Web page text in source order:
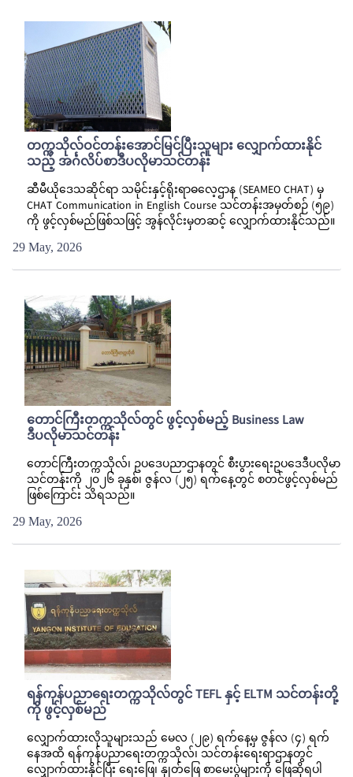
တက္ကသိုလ်ဝင်တန်းအောင်မြင်ပြီးသူများ လျှောက်ထားနိုင်
သည့် အင်္ဂလိပ်စာဒီပလိုမာသင်တန်း
ဆီမီယိုဒေသဆိုင်ရာ သမိုင်းနှင့်ရိုးရာဓလေ့ဌာန (SEAMEO CHAT) မှ
CHAT Communication in English Course သင်တန်းအမှတ်စဉ် (၅၉)
ကို ဖွင့်လှစ်မည်ဖြစ်သဖြင့် အွန်လိုင်းမှတဆင့် လျှောက်ထားနိုင်သည်။
29 May, 2026
တောင်ကြီးတက္ကသိုလ်တွင် ဖွင့်လှစ်မည့် Business Law
ဒီပလိုမာသင်တန်း
တောင်ကြီးတက္ကသိုလ်၊ ဥပဒေပညာဌာနတွင် စီးပွားရေးဥပဒေဒီပလိုမာ
သင်တန်းကို ၂၀၂၆ ခုနှစ်၊ ဇွန်လ (၂၅) ရက်နေ့တွင် စတင်ဖွင့်လှစ်မည်
ဖြစ်ကြောင်း သိရသည်။
29 May, 2026
ရန်ကုန်ပညာရေးတက္ကသိုလ်တွင် TEFL နှင့် ELTM သင်တန်းတို့
ကို ဖွင့်လှစ်မည်
လျှောက်ထားလိုသူများသည် မေလ (၂၉) ရက်နေ့မှ ဇွန်လ (၄) ရက်
နေအထိ ရန်ကုန်ပညာရေးတက္ကသိုလ်၊ သင်တန်းရေးရာဌာနတွင်
လျှောက်ထားနိုင်ပြီး ရေးဖြေ၊ နှုတ်ဖြေ စာမေးပွဲများကို ဖြေဆိုရပါ